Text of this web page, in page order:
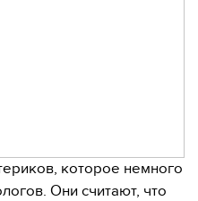
которое немного
Они считают, что